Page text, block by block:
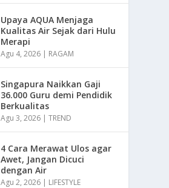
Upaya AQUA Menjaga
Kualitas Air Sejak dari Hulu
Merapi
Agu 4, 2026 | RAGAM
Singapura Naikkan Gaji
36.000 Guru demi Pendidik
Berkualitas
Agu 3, 2026 |TREND
4 Cara Merawat Ulos agar
Awet, Jangan Dicuci
dengan Air
Agu 2, 2026 | LIFESTYLE